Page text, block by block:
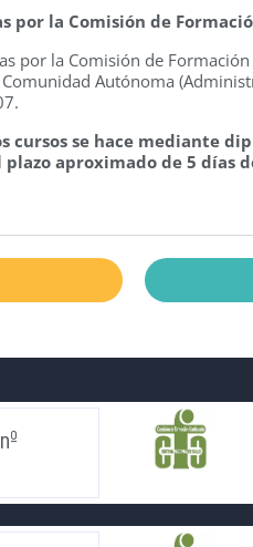
por la Comisión de
por la Comisión de
Comunidad Autónoma
cursos se hace mediante
plazo aproximado de 5 días